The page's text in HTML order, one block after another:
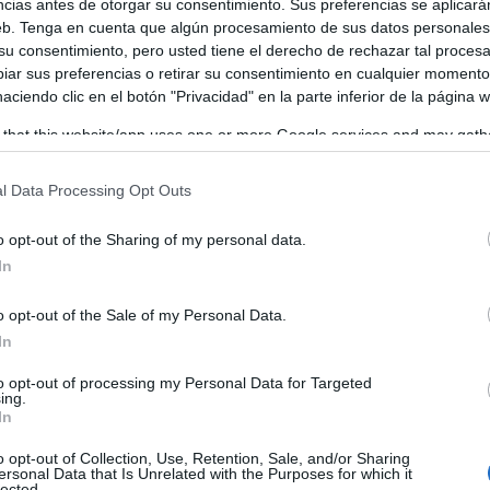
antes de otorgar su consentimiento. Sus preferencias se
Tenga en cuenta que algún procesamiento de sus datos
consentimiento, pero usted tiene el derecho de rechazar tal
sus preferencias o retirar su consentimiento en cualquier
clic en el botón "Privacidad" en la parte inferior de la página
that this website/app uses one or more Google services and may
but not limited to your visit or usage behaviour. You may
consent section.
Data Processing Opt Outs
opt-out of the Sharing of my personal data.
opt-out of the Sale of my Personal Data.
opt-out of processing my Personal Data for Targeted
opt-out of Collection, Use, Retention, Sale, and/or Sharing
Data that Is Unrelated with the Purposes for which it
en la sede del Partido Popular de Talavera de la Reina,
de Trump se cumplió ayer tras el anuncio de la
europeos.